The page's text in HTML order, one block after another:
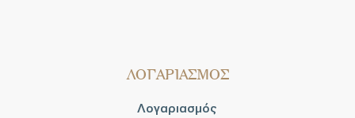
ΛΟΓΑΡΙΑΣΜΟΣ
Λογαριασμός